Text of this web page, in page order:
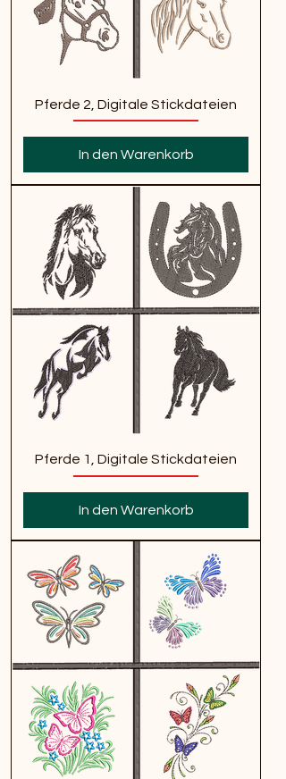
Pferde 2, Digitale Stickdateien
In den Warenkorb
Pferde 1, Digitale Stickdateien
In den Warenkorb